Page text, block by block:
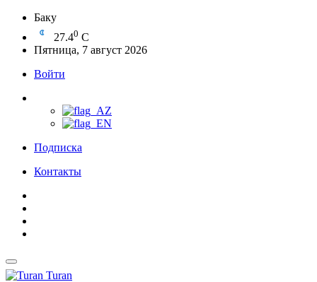
Баку
27.40 C
Пятница, 7 август 2026
Войти
Подписка
Контакты
Turan